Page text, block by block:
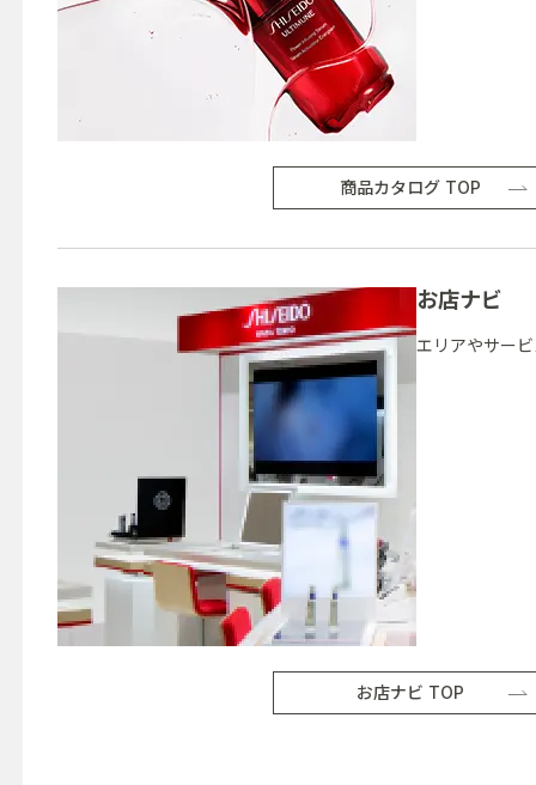
商品カタログ TOP
お店ナビ
エリアやサー
お店ナビ TOP